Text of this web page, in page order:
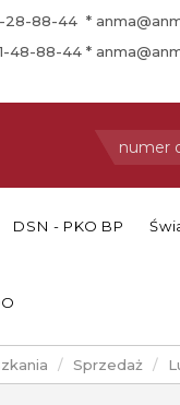
28-88-44 *
48-88-44 *
DSN - PKO BP
Sprzedaż